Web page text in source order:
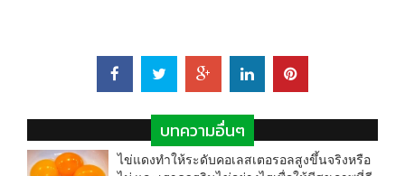
บทความอื่นๆ
ไข่แดงทำให้ระดับคอเลสเตอรอลสูงขึ้นจริงหรือ